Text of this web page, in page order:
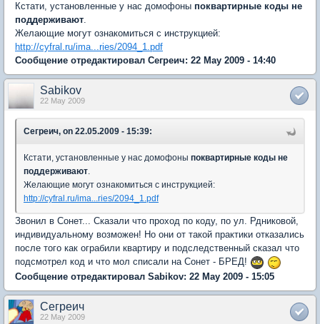
Кстати, установленные у нас домофоны поквартирные коды не
поддерживают.
Желающие могут ознакомиться с инструкцией:
http://cyfral.ru/ima...ries/2094_1.pdf
Сообщение отредактировал Сегреич: 22 May 2009 - 14:40
Sabikov
22 May 2009
Сегреич, on 22.05.2009 - 15:39:
Кстати, установленные у нас домофоны поквартирные коды не
поддерживают.
Желающие могут ознакомиться с инструкцией:
http://cyfral.ru/ima...ries/2094_1.pdf
Звонил в Сонет... Сказали что проход по коду, по ул. Рдниковой,
индивидуальному возможен! Но они от такой практики отказались
после того как ограбили квартиру и подследственный сказал что
подсмотрел код и что мол списали на Сонет - БРЕД!
Сообщение отредактировал Sabikov: 22 May 2009 - 15:05
Сегреич
22 May 2009